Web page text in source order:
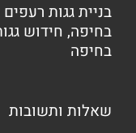
בניית גגות
בחיפה, חידוש
בחיפה
שאלות ותשובות